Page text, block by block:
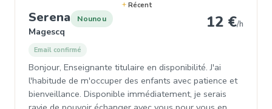
Récent
Serena, Nounou à Magescq
Magescq
Nounou 12 €/h
Email confirmé
Bonjour, Enseignante titulaire en disponibilité. J'ai
l'habitude de m'occuper des enfants avec patience et
bienveillance. Disponible immédiatement, je serais